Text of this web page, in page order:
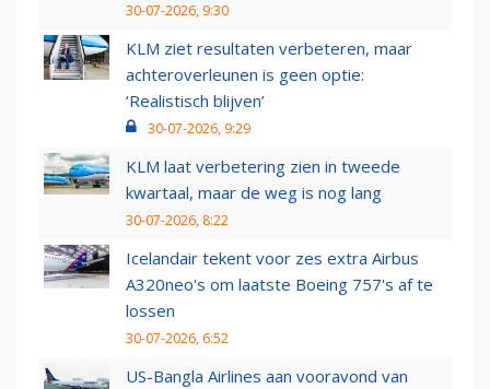
30-07-2026, 9:30
KLM ziet resultaten verbeteren, maar
achteroverleunen is geen optie:
‘Realistisch blijven’
30-07-2026, 9:29
KLM laat verbetering zien in tweede
kwartaal, maar de weg is nog lang
30-07-2026, 8:22
Icelandair tekent voor zes extra Airbus
A320neo's om laatste Boeing 757's af te
lossen
30-07-2026, 6:52
US-Bangla Airlines aan vooravond van